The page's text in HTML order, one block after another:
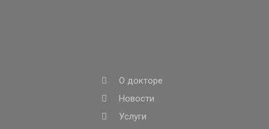
О докторе
Новости
Услуги